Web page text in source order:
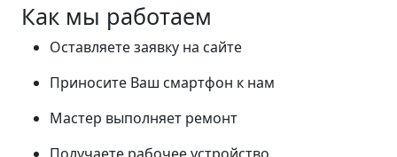
Как мы работаем
Оставляете заявку на сайте
Приносите Ваш смартфон к нам
Мастер выполняет ремонт